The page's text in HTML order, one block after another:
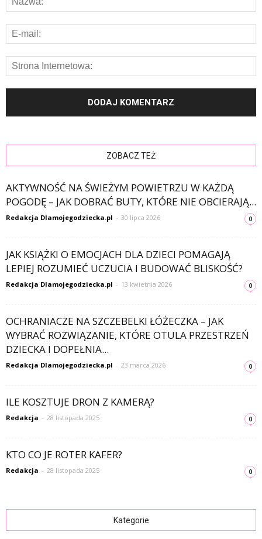
ZOBACZ TEŻ
AKTYWNOŚĆ NA ŚWIEŻYM POWIETRZU W KAŻDĄ
POGODĘ – JAK DOBRAĆ BUTY, KTÓRE NIE OBCIERAJĄ...
Redakcja Dlamojegodziecka.pl - 30 lipca 2026 0
JAK KSIĄŻKI O EMOCJACH DLA DZIECI POMAGAJĄ
LEPIEJ ROZUMIEĆ UCZUCIA I BUDOWAĆ BLISKOŚĆ?
Redakcja Dlamojegodziecka.pl - 13 kwietnia 2026 0
OCHRANIACZE NA SZCZEBELKI ŁÓŻECZKA – JAK
WYBRAĆ ROZWIĄZANIE, KTÓRE OTULA PRZESTRZEŃ
DZIECKA I DOPEŁNIA...
Redakcja Dlamojegodziecka.pl - 23 marca 2026 0
ILE KOSZTUJE DRON Z KAMERĄ?
Redakcja - 28 listopada 2025 0
KTO CO JE ROTER KAFER?
Redakcja - 28 listopada 2025 0
Kategorie